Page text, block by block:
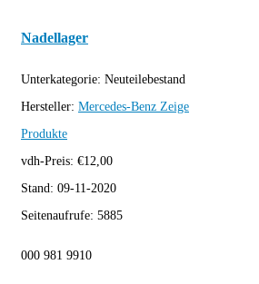
Nadellager
Unterkategorie: Neuteilebestand
Hersteller: Mercedes-Benz Zeige
Produkte
vdh-Preis: €12,00
Stand: 09-11-2020
Seitenaufrufe: 5885
000 981 9910